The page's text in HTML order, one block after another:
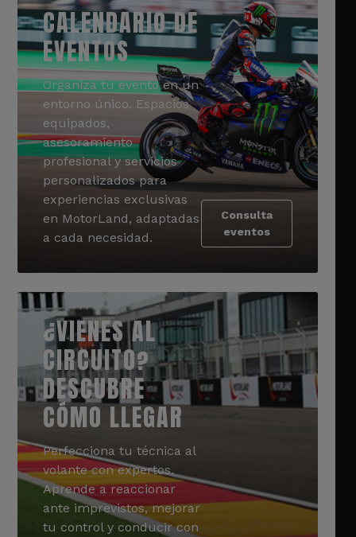
CALENDARIO DE
EVENTOS
Organiza tu evento en un
entorno único. Espacios
equipados,
asesoramiento
profesional y servicios
personalizados para
experiencias exclusivas
en MotorLand, adaptadas
a cada necesidad.
Consulta
eventos
¿VIENES AL
CIRCUITO?
DESCUBRE
CÓMO LLEGAR
Perfecciona tu técnica al
volante con expertos.
Aprende a reaccionar
ante imprevistos, mejorar
tu control y conducir con